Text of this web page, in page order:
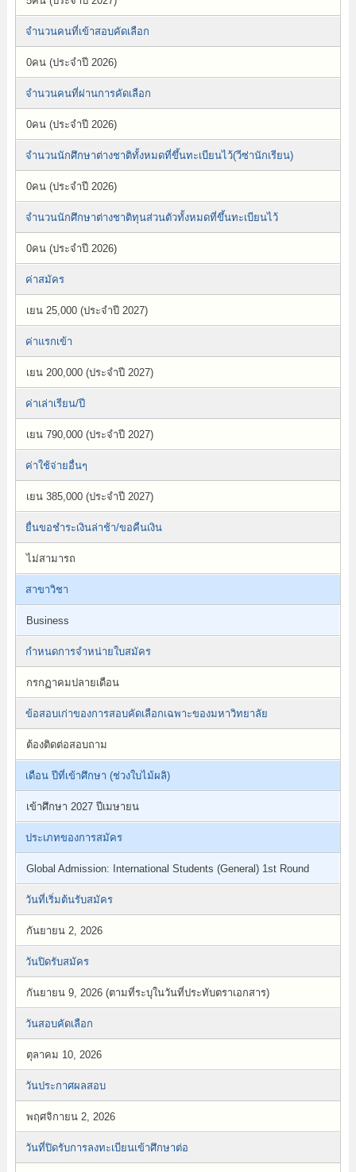
จำนวนคนที่เข้าสอบคัดเลือก
0คน (ประจำปี 2026)
จำนวนคนที่ผ่านการคัดเลือก
0คน (ประจำปี 2026)
จำนวนนักศึกษาต่างชาติทั้งหมดที่ขึ้นทะเบียนไว้(วีซ่านักเรียน)
0คน (ประจำปี 2026)
จำนวนนักศึกษาต่างชาติทุนส่วนตัวทั้งหมดที่ขึ้นทะเบียนไว้
0คน (ประจำปี 2026)
ค่าสมัคร
เยน 25,000 (ประจำปี 2027)
ค่าแรกเข้า
เยน 200,000 (ประจำปี 2027)
ค่าเล่าเรียน/ปี
เยน 790,000 (ประจำปี 2027)
ค่าใช้จ่ายอื่นๆ
เยน 385,000 (ประจำปี 2027)
ยื่นขอชำระเงินล่าช้า/ขอคืนเงิน
ไม่สามารถ
สาขาวิชา
Business
กำหนดการจำหน่ายใบสมัคร
กรกฏาคมปลายเดือน
ข้อสอบเก่าของการสอบคัดเลือกเฉพาะของมหาวิทยาลัย
ต้องติดต่อสอบถาม
เดือน ปีที่เข้าศึกษา (ช่วงใบไม้ผลิ)
เข้าศึกษา 2027 ปีเมษายน
ประเภทของการสมัคร
Global Admission: International Students (General) 1st Round
วันที่เริ่มต้นรับสมัคร
กันยายน 2, 2026
วันปิดรับสมัคร
กันยายน 9, 2026 (ตามที่ระบุในวันที่ประทับตราเอกสาร)
วันสอบคัดเลือก
ตุลาคม 10, 2026
วันประกาศผลสอบ
พฤศจิกายน 2, 2026
วันที่ปิดรับการลงทะเบียนเข้าศึกษาต่อ